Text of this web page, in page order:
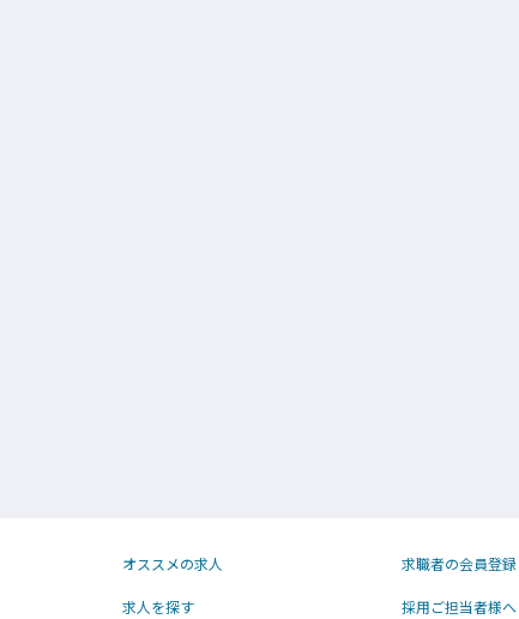
オススメの求人
求人を探す
求職者の会員登録
採用ご担当者様へ